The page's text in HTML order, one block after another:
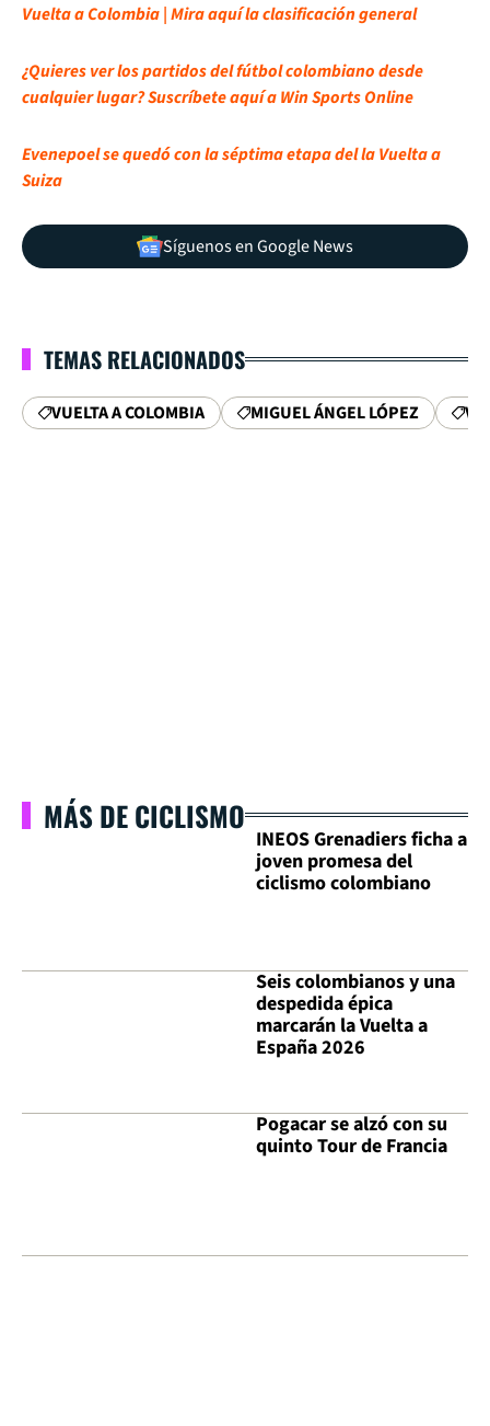
Vuelta a Colombia | Mira aquí la clasificación general
¿Quieres ver los partidos del fútbol colombiano desde
cualquier lugar? Suscríbete aquí a Win Sports Online
Evenepoel se quedó con la séptima etapa del la Vuelta a
Suiza
Síguenos en Google News
TEMAS RELACIONADOS
VUELTA A COLOMBIA MIGUEL ÁNGEL LÓPEZ
MÁS DE CICLISMO
INEOS Grenadiers ficha a
joven promesa del
ciclismo colombiano
Seis colombianos y una
despedida épica
marcarán la Vuelta a
España 2026
Pogacar se alzó con su
quinto Tour de Francia